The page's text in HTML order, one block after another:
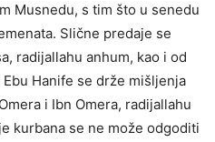
Musnedu, s tim što u senedu
Slične predaje se
radijallahu anhum, kao i od
Hanife se drže mišljenja
i Ibn Omera, radijallahu
kurbana se ne može odgoditi